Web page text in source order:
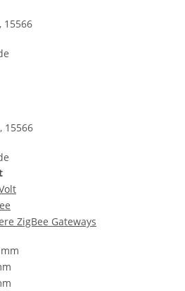
15566
15566
ZigBee Gateways